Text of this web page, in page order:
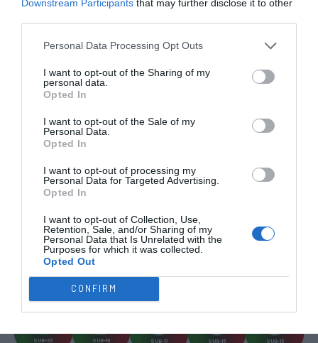
Downstream Participants that may further disclose it to other
Personal Data Processing Opt Outs
I want to opt-out of the Sharing of my
personal data.
Opted In
I want to opt-out of the Sale of my
Personal Data.
Opted In
I want to opt-out of processing my
Personal Data for Targeted Advertising.
Opted In
I want to opt-out of Collection, Use,
Retention, Sale, and/or Sharing of my
Personal Data that Is Unrelated with the
Purposes for which it was collected.
Opted Out
CONFIRM
JOGOS EM DIRETO
ÚLTIMOS
RESULTADOS
DO DIA
COMPETIÇÕES NACIONAIS
CAMP.
2ª
DIVISÃO
3ª
CAMP.
TAÇAS
SUB-23 SUB-19 SUB-17 SUB-15 SUB-13